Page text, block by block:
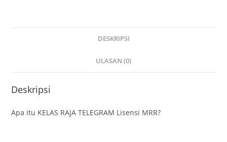
DESKRIPSI
ULASAN (0)
Deskripsi
Apa itu KELAS RAJA TELEGRAM Lisensi MRR?